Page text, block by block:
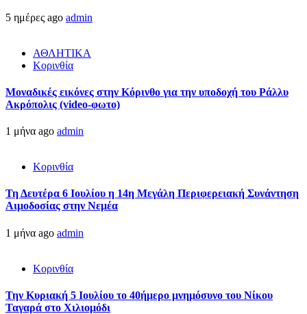
5 ημέρες ago admin
ΑΘΛΗΤΙΚΑ
Κορινθία
Μοναδικές εικόνες στην Κόρινθο για την υποδοχή του Ράλλυ
Ακρόπολις (video-φωτο)
1 μήνα ago admin
Κορινθία
Τη Δευτέρα 6 Ιουλίου η 14η Μεγάλη Περιφερειακή Συνάντηση
Αιμοδοσίας στην Νεμέα
1 μήνα ago admin
Κορινθία
Την Κυριακή 5 Ιουλίου το 40ήμερο μνημόσυνο του Νίκου
Ταγαρά στο Χιλιομόδι